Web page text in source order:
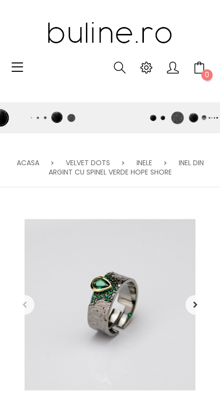
0
ACASA VELVET DOTS INELE
INEL DIN
ARGINT CU SPINEL VERDE HOPE SHORE